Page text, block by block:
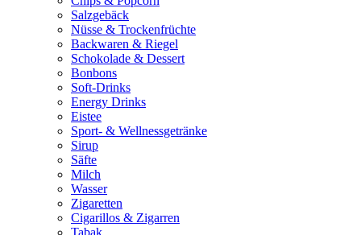
Salzgebäck
Nüsse & Trockenfrüchte
Backwaren & Riegel
Schokolade & Dessert
Bonbons
Soft-Drinks
Energy Drinks
Eistee
Sport- & Wellnessgetränke
Sirup
Säfte
Milch
Wasser
Zigaretten
Cigarillos & Zigarren
Tabak